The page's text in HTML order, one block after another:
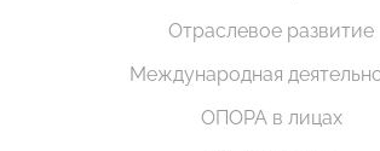
Отраслевое развитие
Международная
ОПОРА в лицах